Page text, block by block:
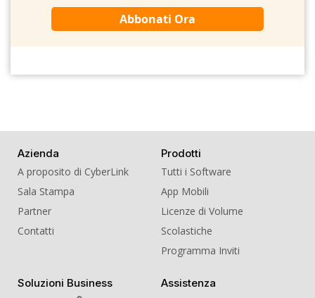
Abbonati Ora
Azienda
A proposito di CyberLink
Sala Stampa
Partner
Contatti
Prodotti
Tutti i Software
App Mobili
Licenze di Volume
Scolastiche
Programma Inviti
Soluzioni Business
Assistenza